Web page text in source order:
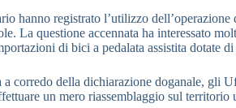
hanno registrato l’utilizzo
La questione accennata ha interessato
di bici a pedalata assistita dotate
corredo della dichiarazione doganale,
un mero riassemblaggio sul territorio